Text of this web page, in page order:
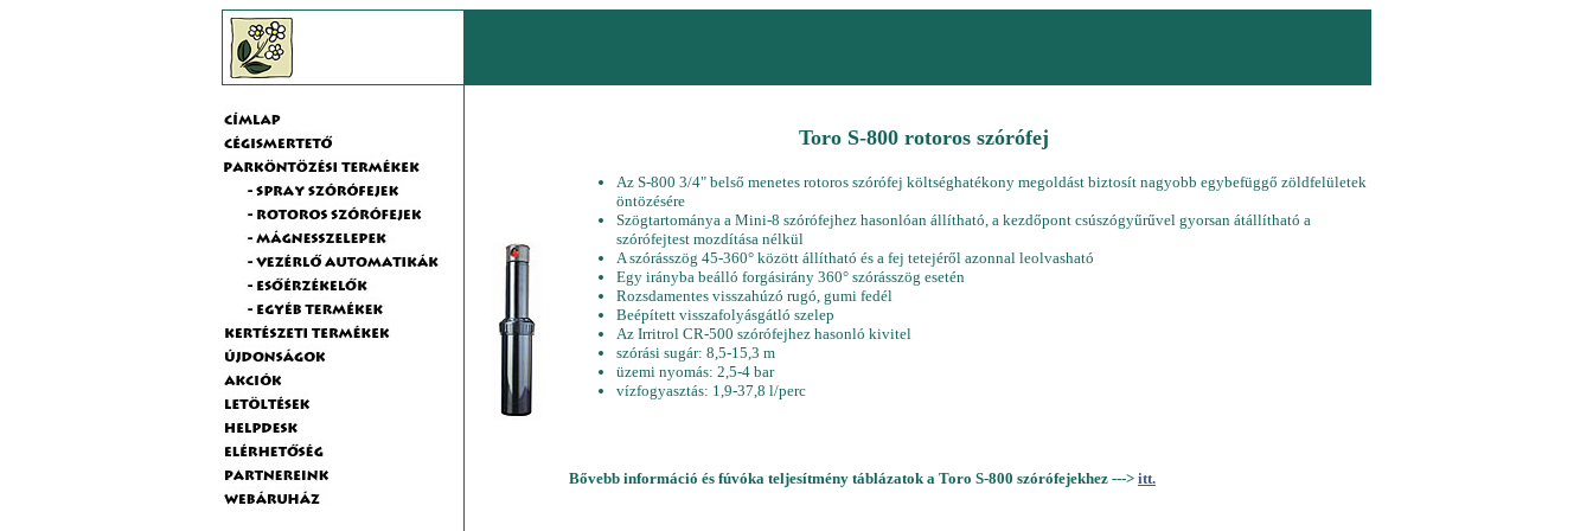
Toro S-800 rotoros szórófej
Az S-800 3/4" belső menetes rotoros szórófej költséghatékony megoldást biztosít nagyobb egybefüggő zöldfelületek
öntözésére
Szögtartománya a Mini-8 szórófejhez hasonlóan állítható, a kezdőpont csúszógyűrűvel gyorsan átállítható a
szórófejtest mozdítása nélkül
A szórásszög 45-360° között állítható és a fej tetejéről azonnal leolvasható
Egy irányba beálló forgásirány 360° szórásszög esetén
Rozsdamentes visszahúzó rugó, gumi fedél
Beépített visszafolyásgátló szelep
Az Irritrol CR-500 szórófejhez hasonló kivitel
szórási sugár: 8,5-15,3 m
üzemi nyomás: 2,5-4 bar
vízfogyasztás: 1,9-37,8 l/perc
Bővebb információ és fúvóka teljesítmény táblázatok a Toro S-800 szórófejekhez ---> itt.